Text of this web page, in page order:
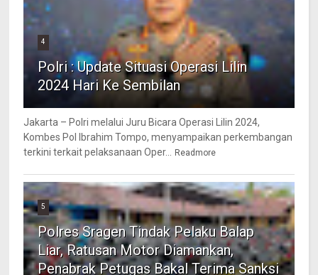
4
Polri : Update Situasi Operasi Lilin
2024 Hari Ke Sembilan
Jakarta – Polri melalui Juru Bicara Operasi Lilin 2024,
Kombes Pol Ibrahim Tompo, menyampaikan perkembangan
terkini terkait pelaksanaan Oper...
Readmore
5
Polres Sragen Tindak Pelaku Balap
Liar, Ratusan Motor Diamankan,
Penabrak Petugas Bakal Terima Sanksi